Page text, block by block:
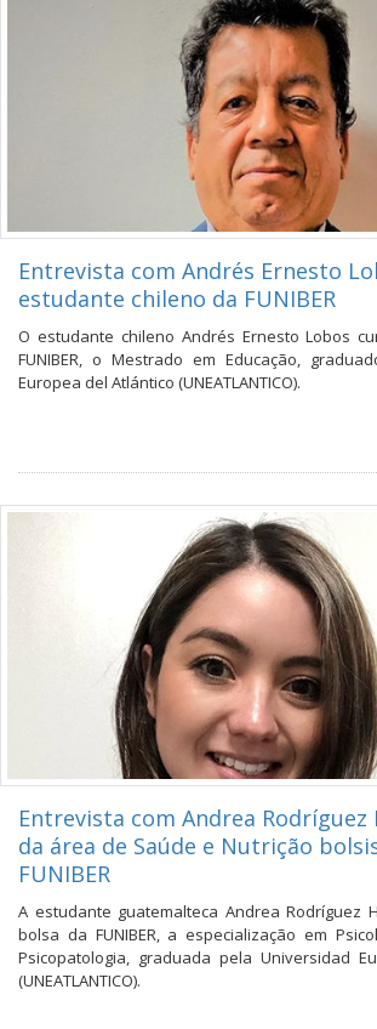
Entrevista com Andrés Ernesto
estudante chileno da FUNIBER
O estudante chileno Andrés Ernesto Lobos
FUNIBER, o Mestrado em Educação,
Europea del Atlántico (UNEATLANTICO).
Entrevista com Andrea Rodríguez
da área de Saúde e Nutrição
FUNIBER
A estudante guatemalteca Andrea Rodríguez
bolsa da FUNIBER, a especialização em
Psicopatologia, graduada pela Universidad
(UNEATLANTICO).